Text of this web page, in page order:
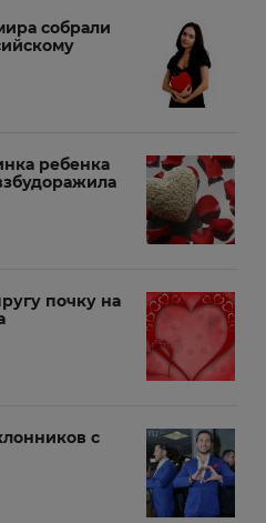
собрали
ребенка
почку на
с